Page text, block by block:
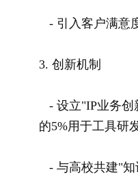
- 引入客户满意
3. 创新机制
- 设立"IP业务创
的5%用于工具研
- 与高校共建"知